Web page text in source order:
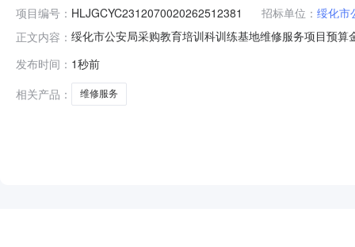
项目编号： HLJGCYC2312070020262512381 招标单位： 绥化市
正文内容： 绥化市公安局采购教育培训科训练基地维修服务项目预
三、特定的资格要求：无。四、本项目不接受联合体参
HLJGCYC23120700
发布时间： 1秒前
相关产品：
维修服务